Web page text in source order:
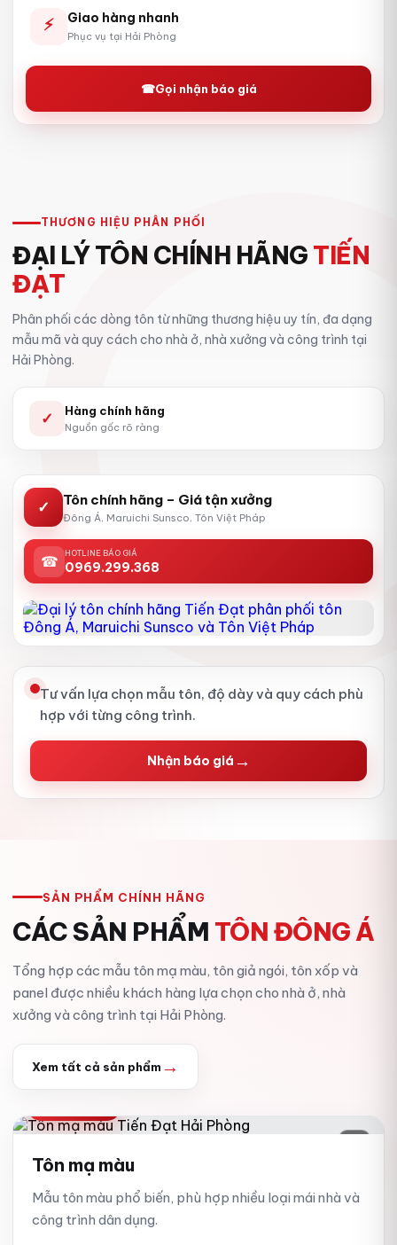
⚡ Giao hàng nhanh
Phục vụ tại Hải Phòng
☎Gọi nhận báo giá
THƯƠNG HIỆU PHÂN PHỐI
ĐẠI LÝ TÔN CHÍNH HÃNG TIẾN
ĐẠT
Phân phối các dòng tôn từ những thương hiệu uy tín, đa dạng
mẫu mã và quy cách cho nhà ở, nhà xưởng và công trình tại
Hải Phòng.
✓ Hàng chính hãng
Nguồn gốc rõ ràng
✓ Tôn chính hãng – Giá tận xưởng
Đông Á, Maruichi Sunsco, Tôn Việt Pháp
☎ HOTLINE BÁO GIÁ
0969.299.368
Tư vấn lựa chọn mẫu tôn, độ dày và quy cách phù
hợp với từng công trình.
Nhận báo giá →
SẢN PHẨM CHÍNH HÃNG
CÁC SẢN PHẨM TÔN ĐÔNG Á
Tổng hợp các mẫu tôn mạ màu, tôn giả ngói, tôn xốp và
panel được nhiều khách hàng lựa chọn cho nhà ở, nhà
xưởng và công trình tại Hải Phòng.
Xem tất cả sản phẩm →
Tôn mạ màu
Mẫu tôn màu phổ biến, phù hợp nhiều loại mái nhà và
công trình dân dụng.